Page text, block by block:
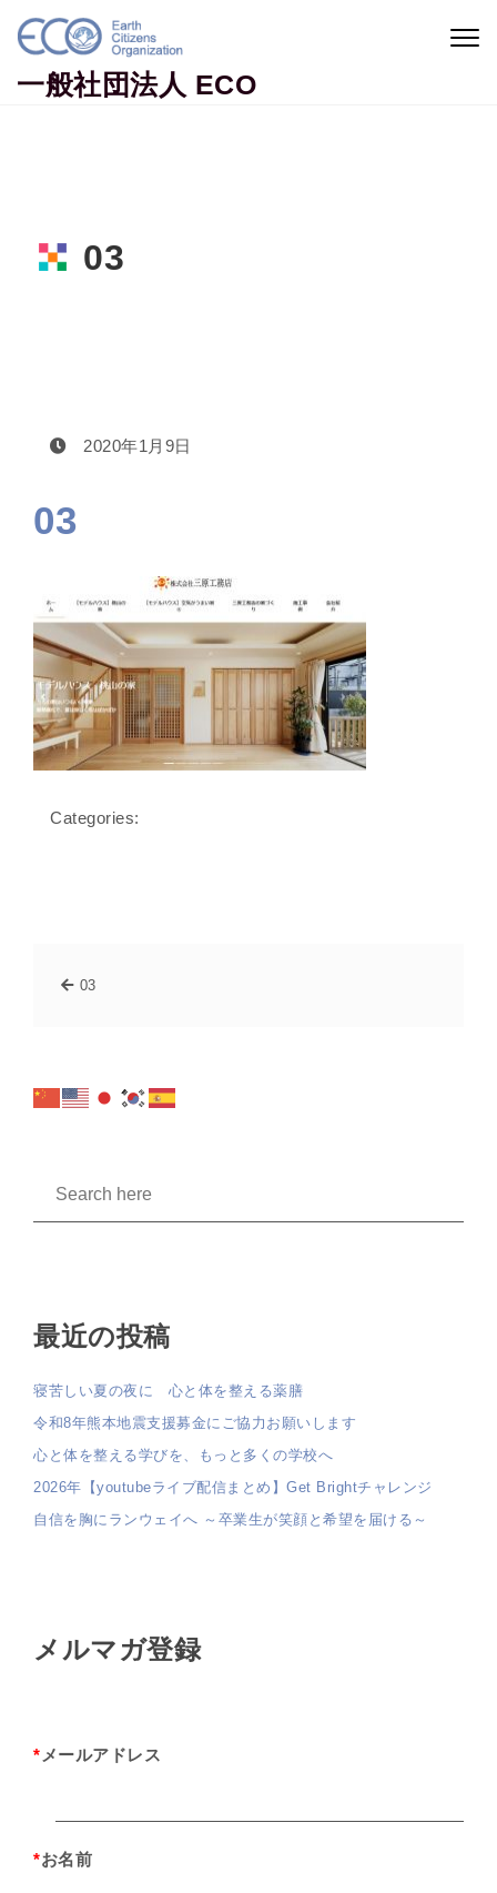
Skip to content
一般社団法人 ECO
03
2020年1月9日
03
Categories:
03
最近の投稿
寝苦しい夏の夜に 心と体を整える薬膳
令和8年熊本地震支援募金にご協力お願いします
心と体を整える学びを、もっと多くの学校へ
2026年【youtubeライブ配信まとめ】Get Brightチャレンジ
自信を胸にランウェイへ ～卒業生が笑顔と希望を届ける～
メルマガ登録
* メールアドレス
*お名前